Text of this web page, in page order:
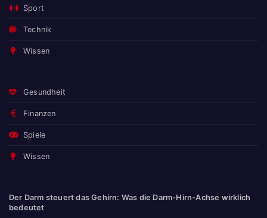
Sport
Technik
Wissen
Gesundheit
Finanzen
Spiele
Wissen
Der Darm steuert das Gehirn: Was die Darm-Hirn-Achse wirklich
bedeutet